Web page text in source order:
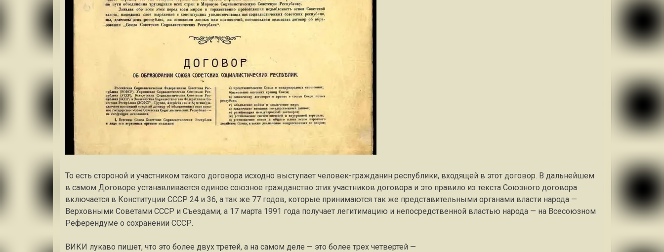
То есть стороной и участником такого договора исходно выступает человек-гражданин республики, входящей в этот договор. В дальнейшем
в самом Договоре устанавливается единое союзное гражданство этих участников договора и это правило из текста Союзного договора
включается в Конституции СССР 24 и 36, а так же 77 годов, которые принимаются так же представительными органами власти народа —
Верховными Советами СССР и Съездами, а 17 марта 1991 года получает легитимацию и непосредственной властью народа — на Всесоюзном
Референдуме о сохранении СССР.
ВИКИ лукаво пишет, что это более двух третей, а на самом деле — это более трех четвертей —